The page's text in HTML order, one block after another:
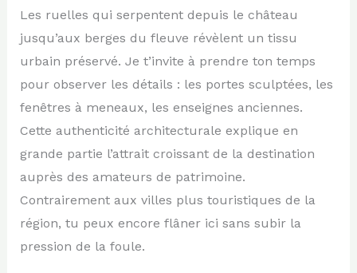
Les ruelles qui serpentent depuis le château
jusqu’aux berges du fleuve révèlent un tissu
urbain préservé. Je t’invite à prendre ton temps
pour observer les détails : les portes sculptées, les
fenêtres à meneaux, les enseignes anciennes.
Cette authenticité architecturale explique en
grande partie l’attrait croissant de la destination
auprès des amateurs de patrimoine.
Contrairement aux villes plus touristiques de la
région, tu peux encore flâner ici sans subir la
pression de la foule.